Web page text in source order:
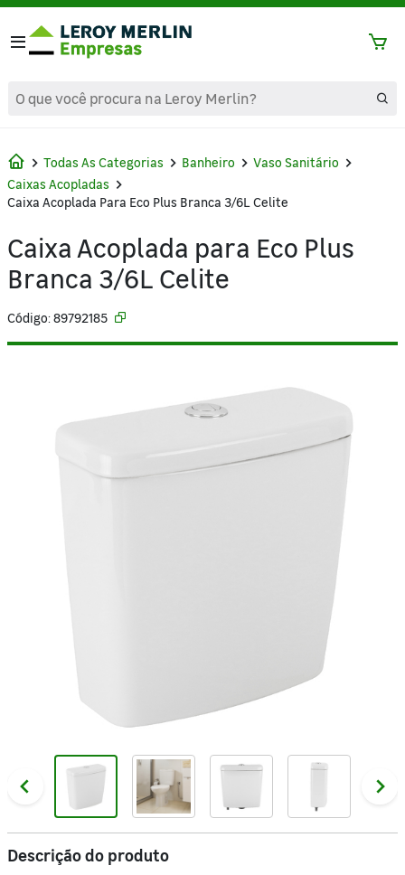
text.skipToContent
text.skipToNavigation
Todas As Categorias Banheiro
Vaso Sanitário
Caixas Acopladas
Caixa Acoplada Para Eco Plus Branca 3/6L Celite
Caixa Acoplada para Eco Plus
Branca 3/6L Celite
Código: 89792185
Descrição do produto